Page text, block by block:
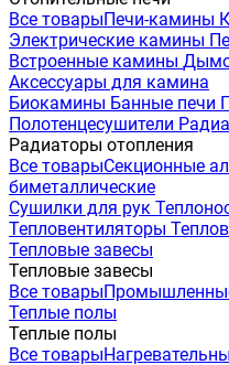
Все товарыПечи-камины
Электрические камины
Встроенные камины
Аксессуары для камина
Биокамины Банные печи
Полотенцесушители
Радиаторы отопления
Все товарыСекционные
биметаллические
Сушилки для рук
Тепловентиляторы
Тепловые завесы
Тепловые завесы
Все товары
Теплые полы
Теплые полы
Все товары